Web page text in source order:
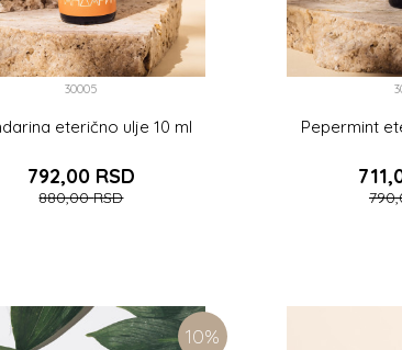
30005
eterično ulje 10 ml
792,00 RSD
880,00RSD
Pepermint
10%